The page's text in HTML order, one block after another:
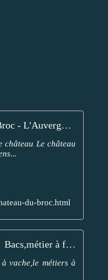
Le chateau du Broc - L'Auvergne Vue par Papou Poustache
château Le château
du-broc.html
Bacs,métier à ferrer et bascule au Broc - L'Auvergne Vue par Papou Poustache
vache,le métiers à